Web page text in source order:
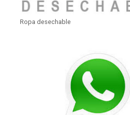
Ropa desechable